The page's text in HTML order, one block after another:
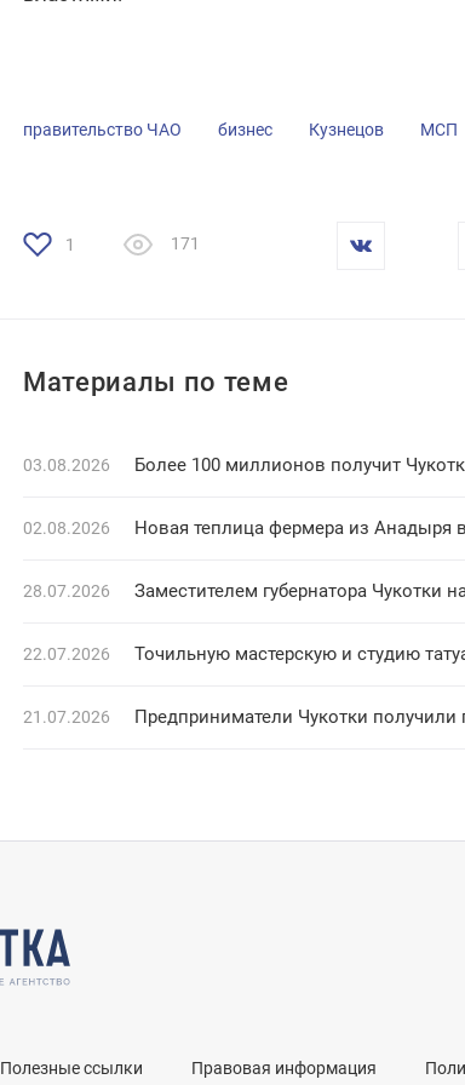
правительство ЧАО бизнес Кузнецов МСП
1 171
Материалы по теме
03.08.2026 Более 100 миллионов получит
02.08.2026 Новая теплица фермера из Анадыря
28.07.2026 Заместителем губернатора Чукотки
22.07.2026 Точильную мастерскую и студию
21.07.2026 Предприниматели Чукотки
Полезные ссылки Правовая информация